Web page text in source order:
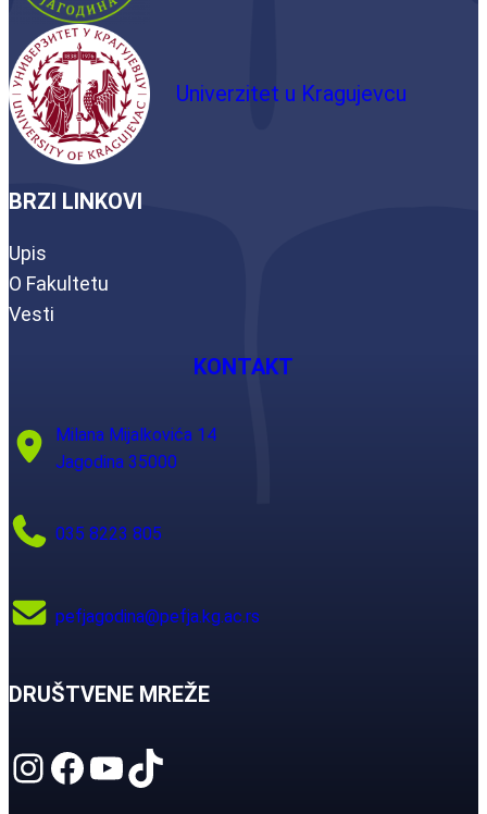
Univerzitet u Kragujevcu
BRZI LINKOVI
Upis
O Fakultetu
Vesti
KONTAKT
Milana Mijalkovića 14
Jagodina 35000
035 8223 805
pefjagodina@pefja.kg.ac.rs
DRUŠTVENE MREŽE
Instagram Facebook YouTube TikTok